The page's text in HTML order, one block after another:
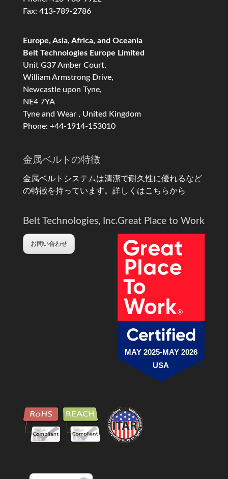
Fax: 413-789-2786
Europe, Asia, Africa, and Oceania
Belt Technologies Europe Limited
Unit G37 Amber Court,
William Armstrong Drive,
Newcastle upon Tyne,
NE4 7YA
Tyne and Wear , United Kingdom
Phone: +44-1914-153010
金属ベルトの特徴
金属ベルトシステムは清潔で耐久性に優れるなど
の特徴を持っています。 詳しくはこちらから
Belt Technologies, Inc.
お問い合わせ
Great Place to Work
MAY 2025-MAY 2026
USA